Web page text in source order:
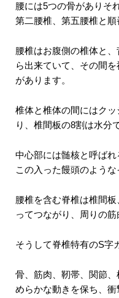
腰には5つの骨がありそ
第二腰椎、第五腰椎と順
腰椎はお腹側の椎体と
ら出来ていて、その間
があります。
椎体と椎体の間にはク
り、椎間板の8割は水分
中心部には髄核と呼ば
この入った饅頭のような
腰椎を含む脊椎は椎間
ってつながり、周りの筋
そうして脊椎特有のS字
骨、筋肉、靭帯、関節
めらかな動きを保ち、